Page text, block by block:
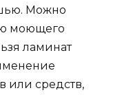
Можно
моющего
ламинат
или средств,